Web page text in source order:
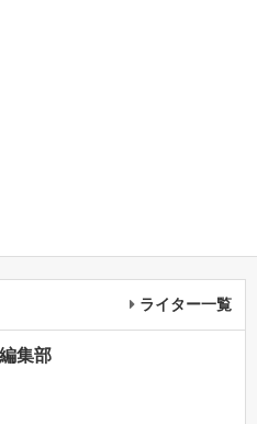
ライター一覧
集部